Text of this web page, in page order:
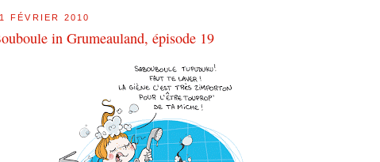
FÉVRIER 2010
in Grumeauland, épisode 19